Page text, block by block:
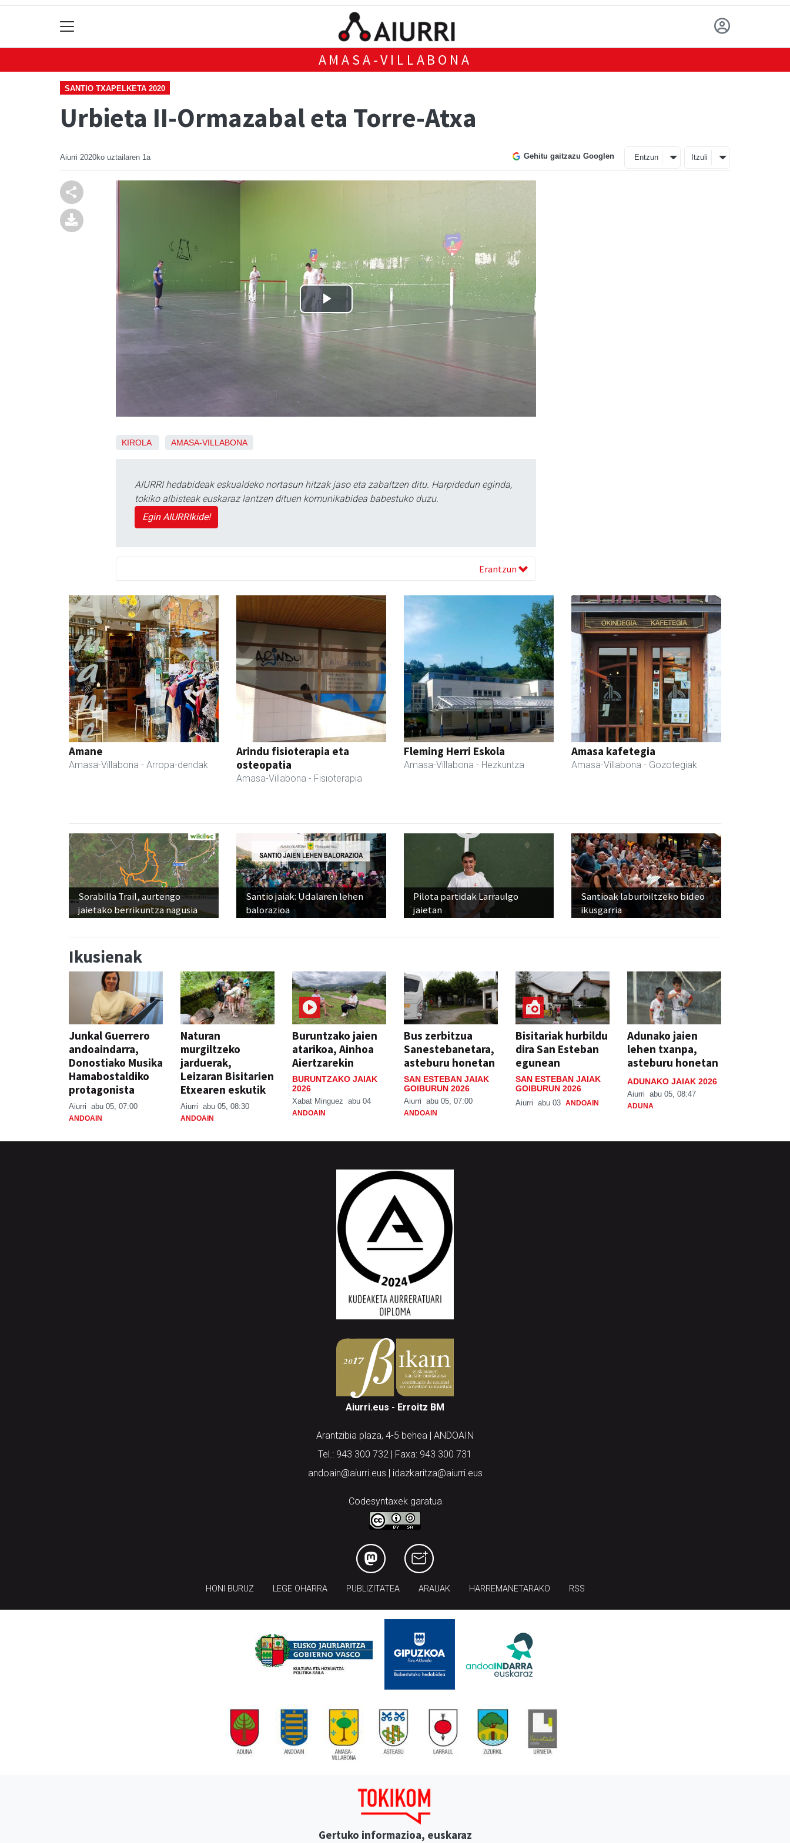
AMASA-VILLABONA
SANTIO TXAPELKETA 2020
Urbieta II-Ormazabal eta Torre-Atxa
Aiurri 2020ko uztailaren 1a Gehitu gaitzazu Googlen Entzun Itzuli
KIROLA AMASA-VILLABONA
AIURRI hedabideak eskualdeko nortasun hitzak jaso eta zabaltzen ditu. Harpidedun eginda,
tokiko albisteak euskaraz lantzen dituen komunikabidea babestuko duzu.
Egin AIURRIkide!
Erantzun
Amane
Amasa-Villabona - Arropa-dendak
Arindu fisioterapia eta
osteopatia
Amasa-Villabona - Fisioterapia
Fleming Herri Eskola
Amasa-Villabona - Hezkuntza
Amasa kafetegia
Amasa-Villabona - Gozotegiak
Sorabilla Trail, aurtengo
jaietako berrikuntza nagusia
Santio jaiak: Udalaren lehen
balorazioa
Pilota partidak Larraulgo
jaietan
Santioak laburbiltzeko bideo
ikusgarria
Ikusienak
Junkal Guerrero
andoaindarra,
Donostiako Musika
Hamabostaldiko
protagonista
Aiurri abu 05, 07:00
ANDOAIN
Naturan
murgiltzeko
jarduerak,
Leizaran Bisitarien
Etxearen eskutik
Aiurri abu 05, 08:30
ANDOAIN
Buruntzako jaien
atarikoa, Ainhoa
Aiertzarekin
BURUNTZAKO JAIAK
2026
Xabat Minguez abu 04
ANDOAIN
Bus zerbitzua
Sanestebanetara,
asteburu honetan
SAN ESTEBAN JAIAK
GOIBURUN 2026
Aiurri abu 05, 07:00
ANDOAIN
Bisitariak hurbildu
dira San Esteban
egunean
SAN ESTEBAN JAIAK
GOIBURUN 2026
Aiurri abu 03 ANDOAIN
Adunako jaien
lehen txanpa,
asteburu honetan
ADUNAKO JAIAK 2026
Aiurri abu 05, 08:47
ADUNA
Aiurri.eus - Erroitz BM
Arantzibia plaza, 4-5 behea | ANDOAIN
Tel.: 943 300 732 | Faxa: 943 300 731
andoain@aiurri.eus | idazkaritza@aiurri.eus
Codesyntaxek garatua
HONI BURUZ LEGE OHARRA PUBLIZITATEA ARAUAK HARREMANETARAKO RSS
Gertuko informazioa, euskaraz